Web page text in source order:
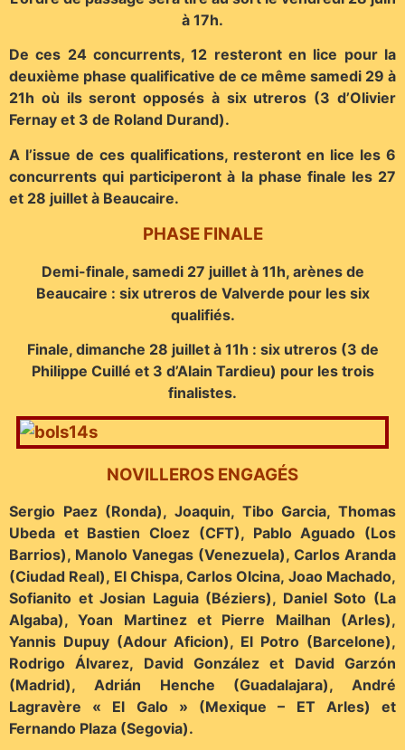
à 17h.
De ces 24 concurrents, 12 resteront en lice pour la
deuxième phase qualificative de ce même samedi 29 à
21h où ils seront opposés à six utreros (3 d’Olivier
Fernay et 3 de Roland Durand).
A l’issue de ces qualifications, resteront en lice les 6
concurrents qui participeront à la phase finale les 27
et 28 juillet à Beaucaire.
PHASE FINALE
Demi-finale, samedi 27 juillet à 11h, arènes de
Beaucaire : six utreros de Valverde pour les six
qualifiés.
Finale, dimanche 28 juillet à 11h : six utreros (3 de
Philippe Cuillé et 3 d’Alain Tardieu) pour les trois
finalistes.
NOVILLEROS ENGAGÉS
Sergio Paez (Ronda), Joaquin, Tibo Garcia, Thomas
Ubeda et Bastien Cloez (CFT), Pablo Aguado (Los
Barrios), Manolo Vanegas (Venezuela), Carlos Aranda
(Ciudad Real), El Chispa, Carlos Olcina, Joao Machado,
Sofianito et Josian Laguia (Béziers), Daniel Soto (La
Algaba), Yoan Martinez et Pierre Mailhan (Arles),
Yannis Dupuy (Adour Aficion), El Potro (Barcelone),
Rodrigo Álvarez, David González et David Garzón
(Madrid), Adrián Henche (Guadalajara), André
Lagravère « El Galo » (Mexique – ET Arles) et
Fernando Plaza (Segovia).